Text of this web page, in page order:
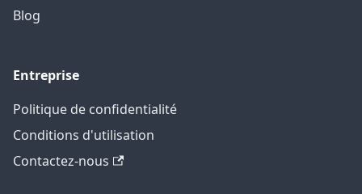
Blog
Entreprise
Politique de confidentialité
Conditions d'utilisation
Contactez-nous